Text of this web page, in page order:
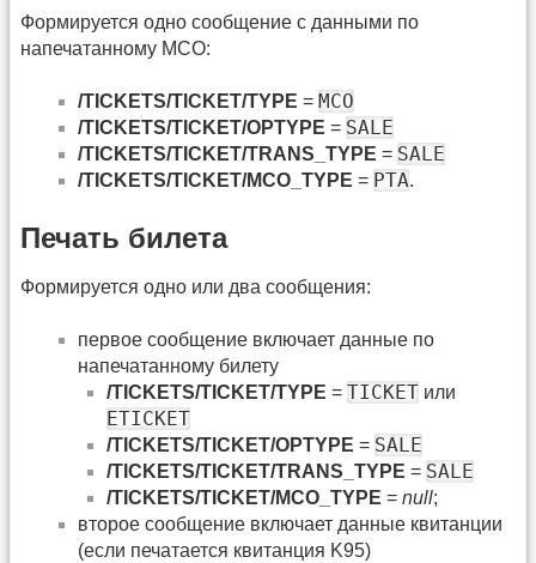
Формируется одно сообщение с данными по
напечатанному MCO:
/TICKETS/TICKET/TYPE = MCO
/TICKETS/TICKET/OPTYPE = SALE
/TICKETS/TICKET/TRANS_TYPE = SALE
/TICKETS/TICKET/MCO_TYPE = PTA.
Печать билета
Формируется одно или два сообщения:
первое сообщение включает данные по
напечатанному билету
/TICKETS/TICKET/TYPE = TICKET или
ETICKET
/TICKETS/TICKET/OPTYPE = SALE
/TICKETS/TICKET/TRANS_TYPE = SALE
/TICKETS/TICKET/MCO_TYPE = null;
второе сообщение включает данные квитанции
(если печатается квитанция K95)